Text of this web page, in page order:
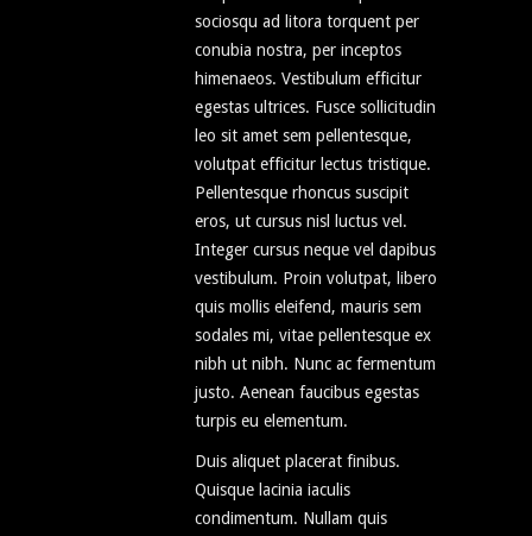
sociosqu ad litora torquent per
conubia nostra, per inceptos
himenaeos. Vestibulum efficitur
egestas ultrices. Fusce sollicitudin
leo sit amet sem pellentesque,
volutpat efficitur lectus tristique.
Pellentesque rhoncus suscipit
eros, ut cursus nisl luctus vel.
Integer cursus neque vel dapibus
vestibulum. Proin volutpat, libero
quis mollis eleifend, mauris sem
sodales mi, vitae pellentesque ex
nibh ut nibh. Nunc ac fermentum
justo. Aenean faucibus egestas
turpis eu elementum.
Duis aliquet placerat finibus.
Quisque lacinia iaculis
condimentum. Nullam quis